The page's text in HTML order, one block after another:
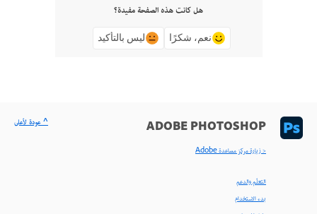
هل كانت هذه الصفحة مفيدة؟
نعم، شكرًا ليس بالتأكيد
ADOBE PHOTOSHOP
< زيارة مركز مساعدة Adobe
التعلّم والدعم
بدء الاستخدام
^ عودة لأعلى